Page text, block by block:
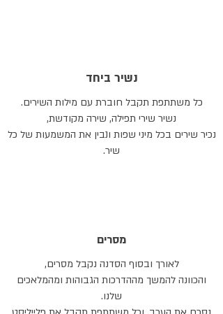
נשיר ביחד
כל משתתפת תקבל חוברת עם מילות השירים.
נשיר שירי תפילה, שירה מקודשת,
נכיר שירים בכל מיני שפות ונבין את המשמעות של כל
שיר.
מסרים
לאורך ובסוף הסדנה נקבל מסרים,
והכוונה להמשך מההדרכות הגבוהות ומהמלאכים
שלנו.